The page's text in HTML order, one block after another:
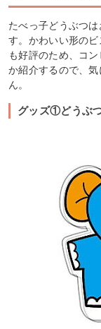
たべっ子どうぶつ
す。かわいい形の
も好評のため、コ
か紹介するので、
ん。
グッズ①どうぶ